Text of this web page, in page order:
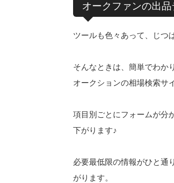
オークファンの出品
ツールも色々あって、じつ
そんなときは、簡単でわか
オークションの相場検索サ
項目別ごとにフォームが分
下がります♪
必要最低限の情報がひと通
がります。